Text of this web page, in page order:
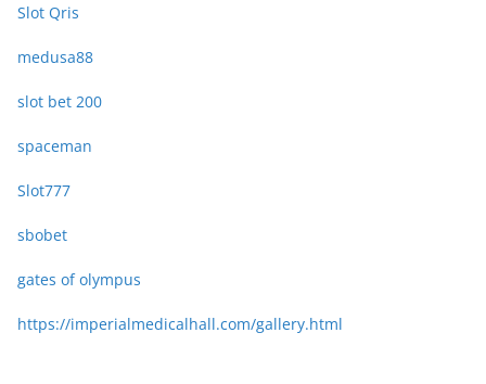
Slot Qris
medusa88
slot bet 200
spaceman
Slot777
sbobet
gates of olympus
https://imperialmedicalhall.com/gallery.html